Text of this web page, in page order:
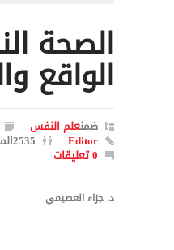
الصحة
الواقع
ضمنعلم النفس
Editor 2535المشاهدات
0 تعليقات
د. جزاء العصيمي